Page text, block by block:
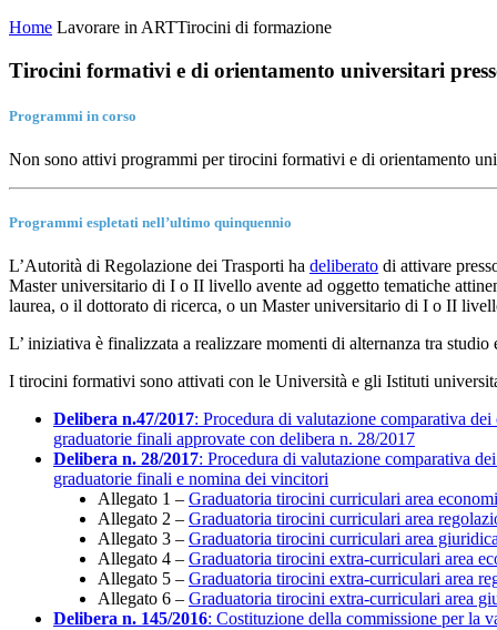
Home Lavorare in ARTTirocini di formazione
Tirocini formativi e di orientamento universitari
Programmi in corso
Non sono attivi programmi per tirocini formativi e di orientamento
Programmi espletati nell’ultimo quinquennio
L’Autorità di Regolazione dei Trasporti ha deliberato di attivare
Master universitario di I o II livello avente ad oggetto tematiche
laurea, o il dottorato di ricerca, o un Master universitario di I o II
L’ iniziativa è finalizzata a realizzare momenti di alternanza tra
I tirocini formativi sono attivati con le Università e gli Istituti
Delibera n.47/2017: Procedura di valutazione comparativa
graduatorie finali approvate con delibera n. 28/2017
Delibera n. 28/2017: Procedura di valutazione comparativa
graduatorie finali e nomina dei vincitori
Allegato 1 – Graduatoria tirocini curriculari area
Allegato 2 – Graduatoria tirocini curriculari area
Allegato 3 – Graduatoria tirocini curriculari area
Allegato 4 – Graduatoria tirocini extra-curriculari area
Allegato 5 – Graduatoria tirocini extra-curriculari area
Allegato 6 – Graduatoria tirocini extra-curriculari area
Delibera n. 145/2016: Costituzione della commissione per la